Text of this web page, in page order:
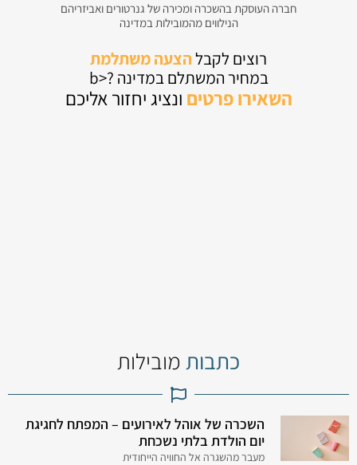
חברה העוסקת בהשכרה ומכירה של גנרטורים ואביזריהם
הנילווים מהמובילות במדינה
רוצים לקבלהצעה משתלמת
במחיר המשתלם במדינה ?<b
השאירו פרטים ונציג יחזור אליכם
כתבות מובילות
השכרה של אוהל לאירועים – המפתח לחגיגת
יום הולדת בלתי נשכחת
מעבר מהשגרה אל החוויה הייחודית